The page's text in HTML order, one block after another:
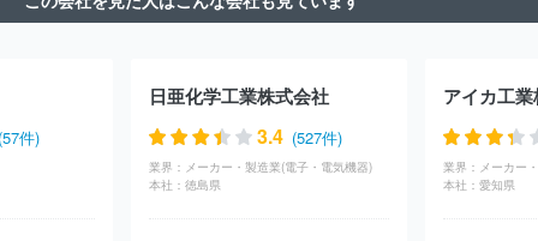
式会社
トーイン株式会社 スーパーバッグ株式会社
株式会社Ｔ
株式会社中川製作所 森井紙器工業株式会社
株式会社リバー
ス
佐々木紙工株式会社 三洋製紙株式会社
梅花堂紙業株式会
社
株式会社アサヒパクテム
立山製紙株式会社 鳥取森紙業株式会社
川田紙工株
件)
日亜化学工業株式会社
3.4 (527件)
業界： メーカー・製造業(電子・電気機器)
本社： 徳島県
アイカ工
業界： メーカー
本社： 愛知県